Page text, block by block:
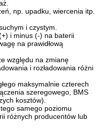
np. upadku, wiercenia itp.
i czystym.
i minus (-) na baterii
na prawidłową
względu na zmianę
i rozładowania różni
maksymalnie czterech
szeregowego, BMS
kosztów).
samego poziomu
różnych producentów lub